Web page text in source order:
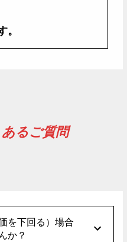
るご質問
を下回る）場合
か？